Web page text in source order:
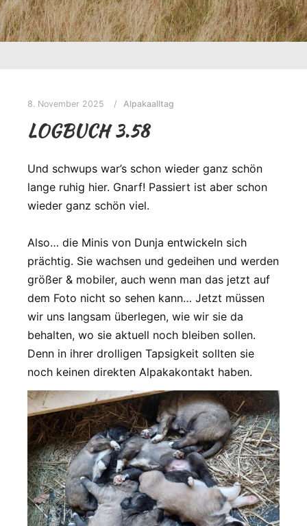
8. November 2025 Alpakaalltag
LOGBUCH 3.58
Und schwups war’s schon wieder ganz schön
lange ruhig hier. Gnarf! Passiert ist aber schon
wieder ganz schön viel.
Also… die Minis von Dunja entwickeln sich
prächtig. Sie wachsen und gedeihen und werden
größer & mobiler, auch wenn man das jetzt auf
dem Foto nicht so sehen kann… Jetzt müssen
wir uns langsam überlegen, wie wir sie da
behalten, wo sie aktuell noch bleiben sollen.
Denn in ihrer drolligen Tapsigkeit sollten sie
noch keinen direkten Alpakakontakt haben.